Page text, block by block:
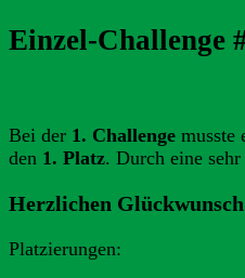
Einzel-Challenge
Bei der 1. Challenge musste
den 1. Platz. Durch eine
Herzlichen
Platzierungen: